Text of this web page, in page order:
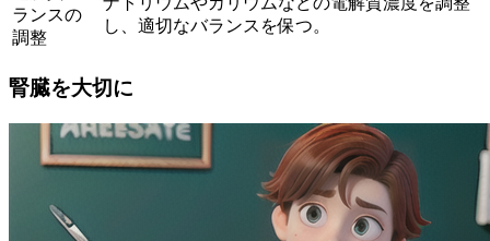
ランスの
調整
し、適切なバランスを保つ。
腎臓を大切に